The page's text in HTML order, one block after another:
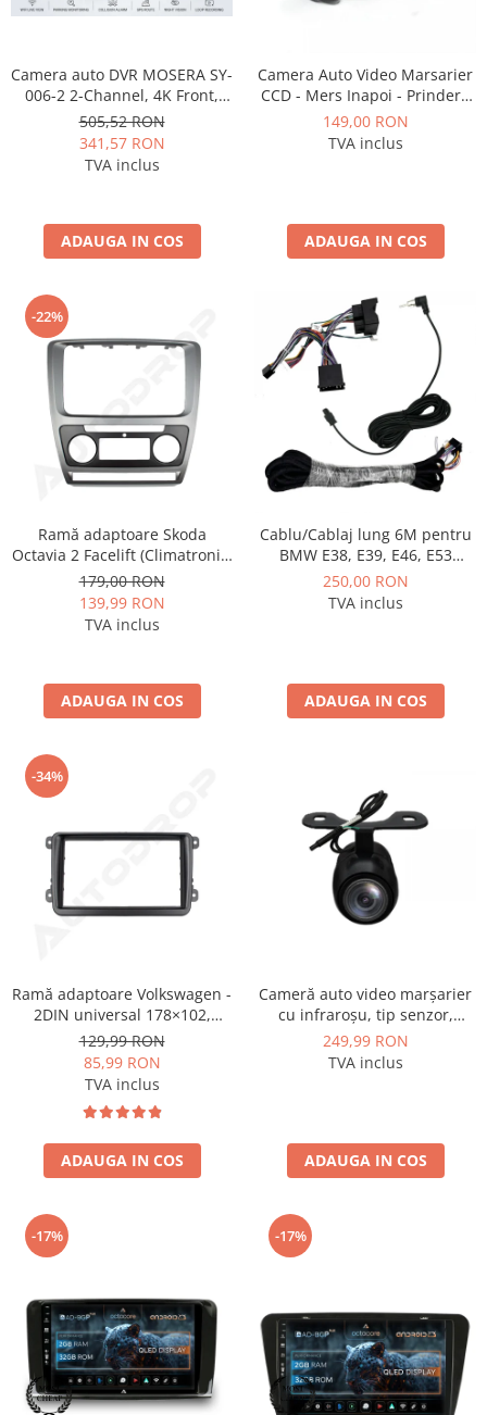
Camera auto DVR MOSERA SY-
006-2 2-Channel, 4K Front,
1080P Spate, ecran 2.99", GPS,
WiFi, Night Vision, G-Sensor,
Loop Recording
505,52 RON
341,57 RON
TVA inclus
ADAUGA IN COS
Camera Auto Video Marsarier
CCD - Mers Inapoi - Prindere
Standard - AD-BGCM1
149,00 RON
TVA inclus
ADAUGA IN COS
-22%
Ramă adaptoare Skoda
Octavia 2 Facelift (Climatronic)
2009-2013 - fațetă 213×133
(RNS 510 / RCD 330), montaj
dedicat
179,00 RON
139,99 RON
TVA inclus
ADAUGA IN COS
Cablu/Cablaj lung 6M pentru
BMW E38, E39, E46, E53
pentru sistem amplificat - AD-
BGCBM6M
250,00 RON
TVA inclus
ADAUGA IN COS
-34%
Ramă adaptoare Volkswagen -
2DIN universal 178×102,
montaj dedicat
129,99 RON
85,99 RON
TVA inclus
ADAUGA IN COS
Cameră auto video marșarier
cu infraroșu, tip senzor,
rezoluție 1280x720P, unghi
deschis 140° - AD-BGCM4
249,99 RON
TVA inclus
ADAUGA IN COS
-17% -17%